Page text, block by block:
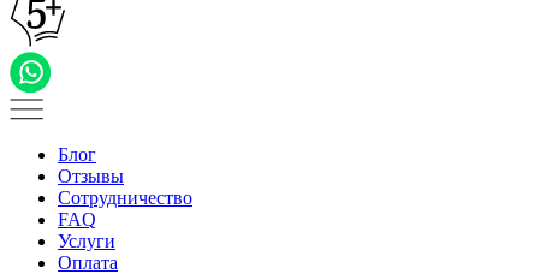
Блог
Отзывы
Сотрудничество
FAQ
Услуги
Оплата